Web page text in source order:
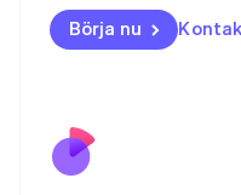
Börja nu
Norge
English
English
Portugal